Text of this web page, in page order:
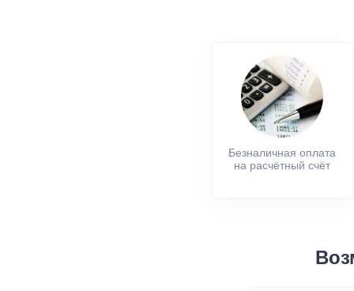
Безналичная оплата
на расчётный счёт